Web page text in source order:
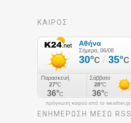
ΚΑΙΡΟΣ
πρόγνωση καιρού από το weather.gr
ΕΝΗΜΈΡΩΣΉ ΜΕΣΩ RSS